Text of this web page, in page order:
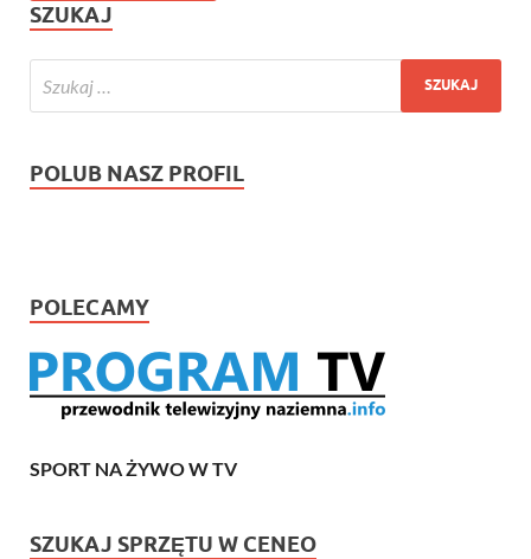
SZUKAJ
POLUB NASZ PROFIL
POLECAMY
SPORT NA ŻYWO W TV
SZUKAJ SPRZĘTU W CENEO